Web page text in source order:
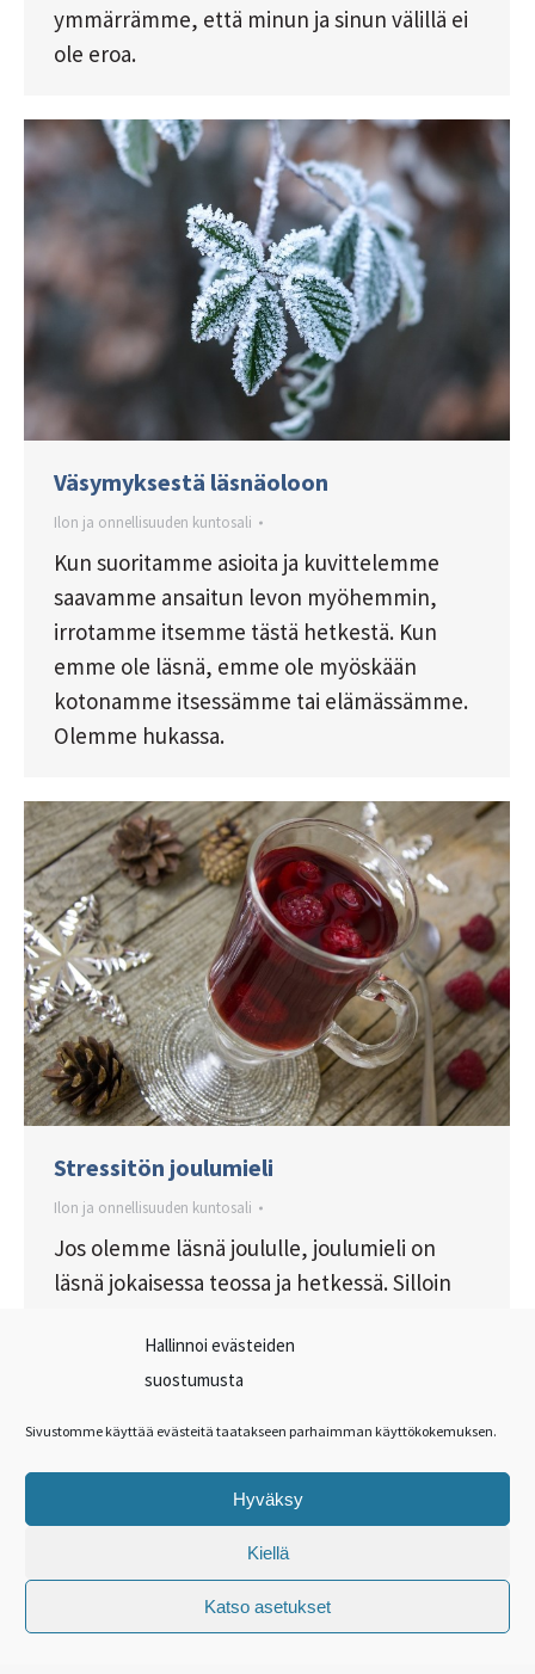
Hallinnoi evästeiden
suostumusta
Sivustomme käyttää evästeitä taatakseen parhaimman käyttökokemuksen.
Hyväksy
Kiellä
Katso asetukset
ymmärrämme, että minun ja sinun välillä ei
ole eroa.
Väsymyksestä läsnäoloon
Ilon ja onnellisuuden kuntosali
Kun suoritamme asioita ja kuvittelemme
saavamme ansaitun levon myöhemmin,
irrotamme itsemme tästä hetkestä. Kun
emme ole läsnä, emme ole myöskään
kotonamme itsessämme tai elämässämme.
Olemme hukassa.
Stressitön joulumieli
Ilon ja onnellisuuden kuntosali
Jos olemme läsnä joululle, joulumieli on
läsnä jokaisessa teossa ja hetkessä. Silloin
sinänsä tärkeitä. Tärkeämpää on sydämestä
virtaava tunne, sillä joulumieli on halua
rakastaa.
11
34
→